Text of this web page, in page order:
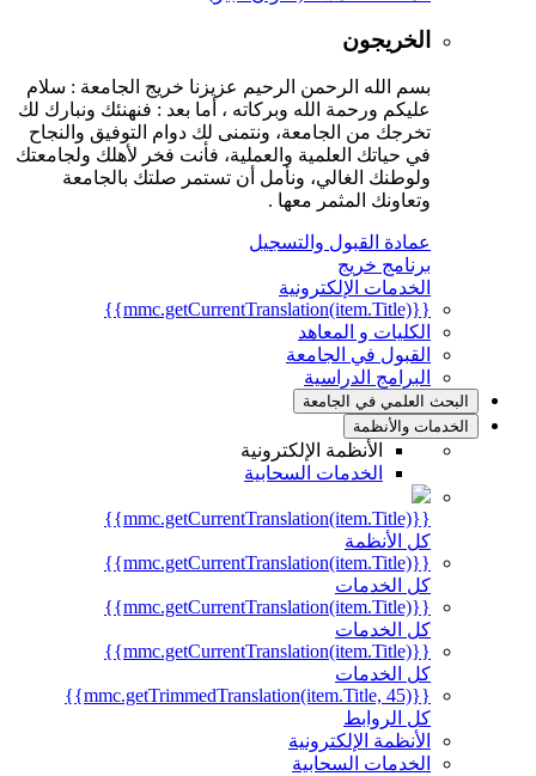
الخريجون
بسم الله الرحمن الرحيم عزيزنا خريج الجامعة : سلام
عليكم ورحمة الله وبركاته ، أما بعد : فنهنئك ونبارك لك
تخرجك من الجامعة، ونتمنى لك دوام التوفيق والنجاح
في حياتك العلمية والعملية، فأنت فخر لأهلك ولجامعتك
ولوطنك الغالي، ونأمل أن تستمر صلتك بالجامعة
وتعاونك المثمر معها .
عمادة القبول والتسجيل
برنامج خريج
الخدمات الإلكترونية
{{mmc.getCurrentTranslation(item.Title)}}
الكليات و المعاهد
القبول في الجامعة
البرامج الدراسية
البحث العلمي في الجامعة
الخدمات والأنظمة
الأنظمة الإلكترونية
الخدمات السحابية
{{mmc.getCurrentTranslation(item.Title)}}
كل الأنظمة
{{mmc.getCurrentTranslation(item.Title)}}
كل الخدمات
{{mmc.getCurrentTranslation(item.Title)}}
كل الخدمات
{{mmc.getCurrentTranslation(item.Title)}}
كل الخدمات
{{mmc.getTrimmedTranslation(item.Title, 45)}}
كل الروابط
الأنظمة الإلكترونية
الخدمات السحابية